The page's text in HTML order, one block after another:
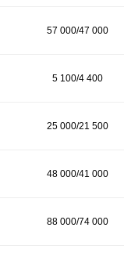
57 000/47 000
5 100/4 400
25 000/21 500
48 000/41 000
88 000/74 000